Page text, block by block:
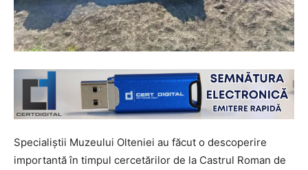
Specialiștii Muzeului Olteniei au făcut o descoperire
importantă în timpul cercetărilor de la Castrul Roman de